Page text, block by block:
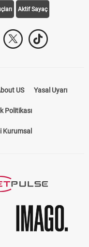
Aktif Sayaç
US Yasal Uyarı
Politikası
Kurumsal